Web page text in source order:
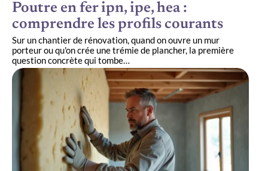
Poutre en fer ipn, ipe, hea :
comprendre les profils courants
Sur un chantier de rénovation, quand on ouvre un mur
porteur ou qu'on crée une trémie de plancher, la première
question concrète qui tombe…